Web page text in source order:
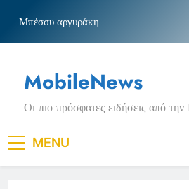
content
Μπέσσυ αργυράκη
Ιράκ: Τεράστιες εκπτώσεις στο
επικίνδυνη γεωπολιτική συγκυρία
Κοινωνικός Τουρισμός: Ο ΟΠΕΚΑ
Μπέσσυ αργυράκη
Νέα Κρήτη: Σαρακήνικο και η φράση
MobileNews
Οι πιο πρόσφατες ειδήσεις από
MENU